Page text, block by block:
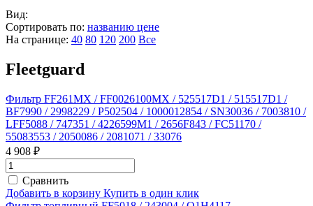
Вид:
Сортировать по: названию цене
На странице: 40 80 120 200 Все
Fleetguard
Фильтр FF261MX / FF0026100MX / 525517D1 / 515517D1 /
BF7990 / 2998229 / P502504 / 1000012854 / SN30036 / 7003810 /
LFF5088 / 747351 / 4226599M1 / 2656F843 / FC51170 /
55083553 / 2050086 / 2081071 / 33076
4 908 ₽
Сравнить
Добавить в корзину Купить в один клик